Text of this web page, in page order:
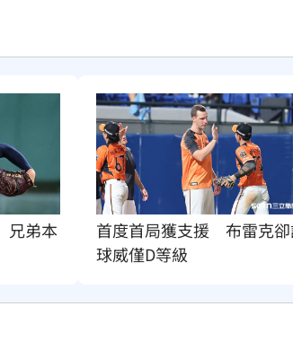
兄弟本
首度首局獲支援　布雷克
球威僅D等級